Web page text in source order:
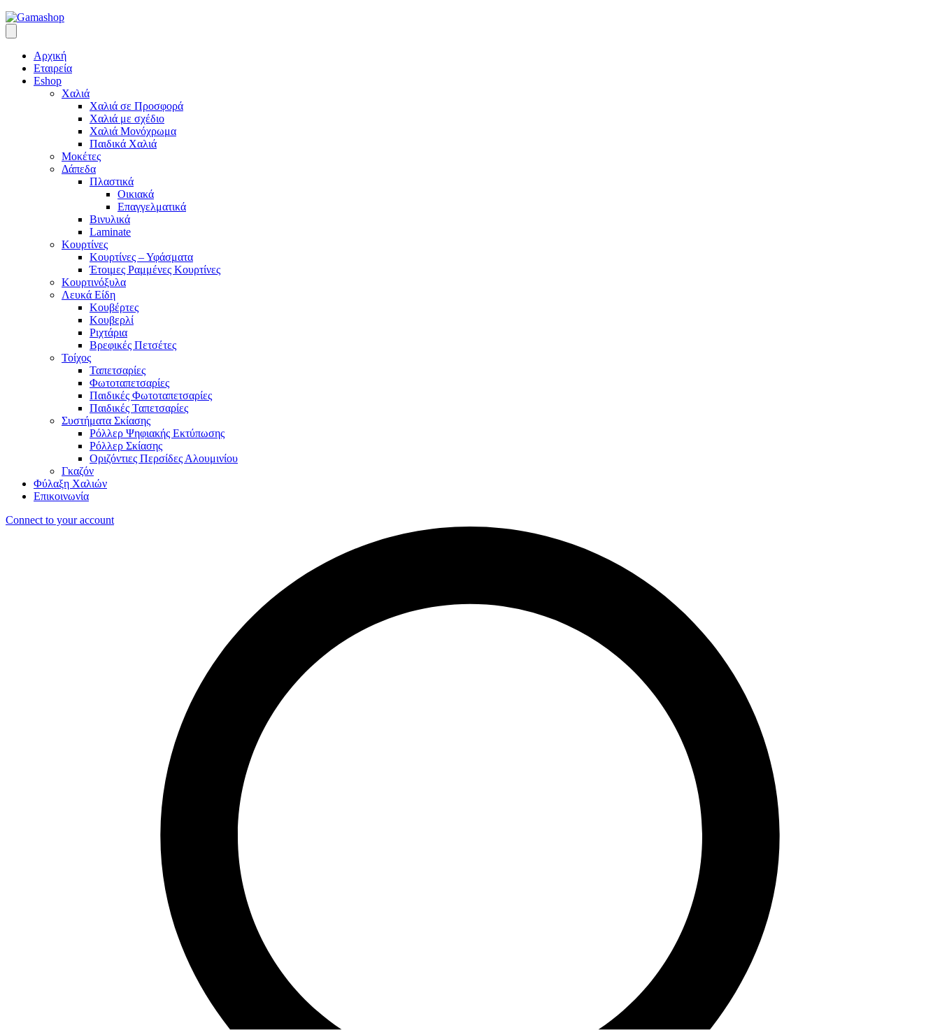
Αρχική
Εταιρεία
Eshop
Χαλιά
Χαλιά σε Προσφορά
Χαλιά με σχέδιο
Χαλιά Μονόχρωμα
Παιδικά Χαλιά
Μοκέτες
Δάπεδα
Πλαστικά
Οικιακά
Επαγγελματικά
Βινυλικά
Laminate
Κουρτίνες
Κουρτίνες – Υφάσματα
Έτοιμες Ραμμένες Κουρτίνες
Κουρτινόξυλα
Λευκά Είδη
Κουβέρτες
Κουβερλί
Ριχτάρια
Βρεφικές Πετσέτες
Τοίχος
Ταπετσαρίες
Φωτοταπετσαρίες
Παιδικές Φωτοταπετσαρίες
Παιδικές Ταπετσαρίες
Συστήματα Σκίασης
Ρόλλερ Ψηφιακής Εκτύπωσης
Ρόλλερ Σκίασης
Οριζόντιες Περσίδες Αλουμινίου
Γκαζόν
Φύλαξη Χαλιών
Επικοινωνία
Connect to your account